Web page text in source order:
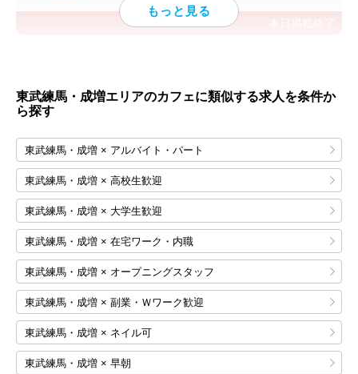
東武練馬・成増エリアのカフェに類似する求人を条件か
ら探す
東武練馬・成増 × アルバイト・パート
東武練馬・成増 × 高校生歓迎
東武練馬・成増 × 大学生歓迎
東武練馬・成増 × 在宅ワーク・内職
東武練馬・成増 × オープニングスタッフ
東武練馬・成増 × 副業・Ｗワーク歓迎
東武練馬・成増 × ネイル可
東武練馬・成増 × 早朝